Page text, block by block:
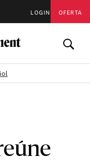
LOGIN OFERTA